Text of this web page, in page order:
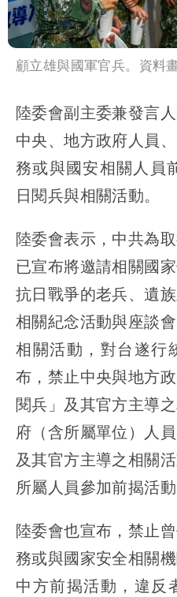
顧立雄與國軍官兵。資料
陸委會副主委兼發言
中央、地方政府人員
務或與國安相關人員
日閱兵與相關活動。
陸委會表示，中共為
已宣布將邀請相關國
抗日戰爭的老兵、遺
相關紀念活動與座談
相關活動，對台遂行
布，禁止中央與地方
閱兵」及其官方主導
府（含所屬單位）人
及其官方主導之相關
所屬人員參加前揭活動
陸委會也宣布，禁止
務或與國家安全相關
中方前揭活動，違反